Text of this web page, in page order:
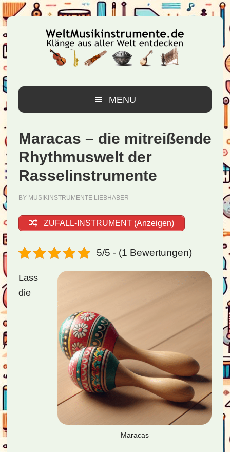
Zur
Hauptnavigation
springen
Zum
Inhalt
springen
Zur
Seitenspalte
springen
MENU
Maracas – die mitreißende
Rhythmuswelt der
Rasselinstrumente
BY MUSIKINSTRUMENTE LIEBHABER
ZUFALL-INSTRUMENT (Anzeigen)
5/5 - (1 Bewertungen)
Maracas
Lass
die